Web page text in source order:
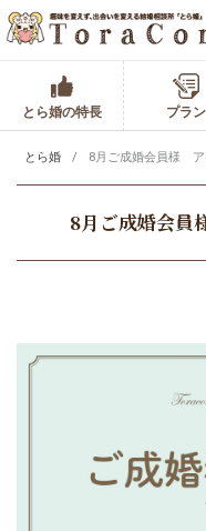
とら婚の特長 プラン
とら婚 8月ご成婚会員様 ア
8月ご成婚会員